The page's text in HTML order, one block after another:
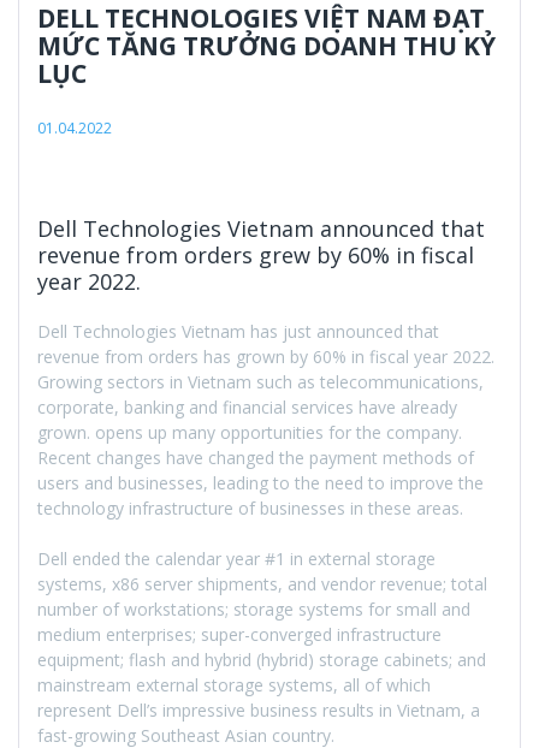
DELL TECHNOLOGIES VIỆT NAM ĐẠT
MỨC TĂNG TRƯỞNG DOANH THU KỶ
LỤC
01.04.2022
Dell Technologies Vietnam announced that
revenue from orders grew by 60% in fiscal
year 2022.
Dell Technologies Vietnam has just announced that
revenue from orders has grown by 60% in fiscal year 2022.
Growing sectors in Vietnam such as telecommunications,
corporate, banking and financial services have already
grown. opens up many opportunities for the company.
Recent changes have changed the payment methods of
users and businesses, leading to the need to improve the
technology infrastructure of businesses in these areas.
Dell ended the calendar year #1 in external storage
systems, x86 server shipments, and vendor revenue; total
number of workstations; storage systems for small and
medium enterprises; super-converged infrastructure
equipment; flash and hybrid (hybrid) storage cabinets; and
mainstream external storage systems, all of which
represent Dell’s impressive business results in Vietnam, a
fast-growing Southeast Asian country.